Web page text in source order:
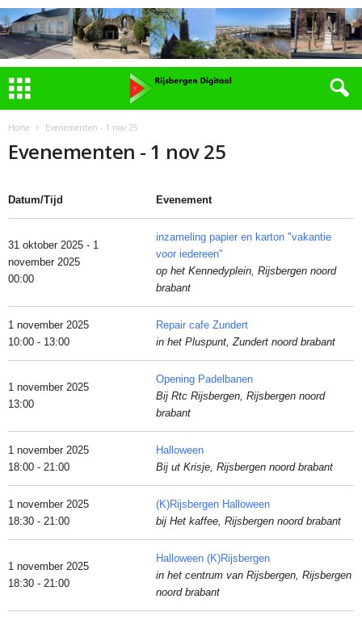
Home Evenementen - 1 nov 25
Evenementen - 1 nov 25
Datum/Tijd Evenement
31 oktober 2025 - 1
november 2025
00:00
inzameling papier en karton "vakantie
voor iedereen"
op het Kennedyplein, Rijsbergen noord
brabant
1 november 2025
10:00 - 13:00
Repair cafe Zundert
in het Pluspunt, Zundert noord brabant
1 november 2025
13:00
Opening Padelbanen
Bij Rtc Rijsbergen, Rijsbergen noord
brabant
1 november 2025
18:00 - 21:00
Halloween
Bij ut Krisje, Rijsbergen noord brabant
1 november 2025
18:30 - 21:00
(K)Rijsbergen Halloween
bij Het kaffee, Rijsbergen noord brabant
1 november 2025
18:30 - 21:00
Halloween (K)Rijsbergen
in het centrum van Rijsbergen, Rijsbergen
noord brabant